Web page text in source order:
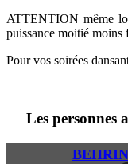
ATTENTION même
puissance moitié moins
Pour vos soirées
Les personnes